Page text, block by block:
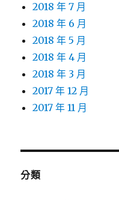
2018 年 7 月
2018 年 6 月
2018 年 5 月
2018 年 4 月
2018 年 3 月
2017 年 12 月
2017 年 11 月
分類